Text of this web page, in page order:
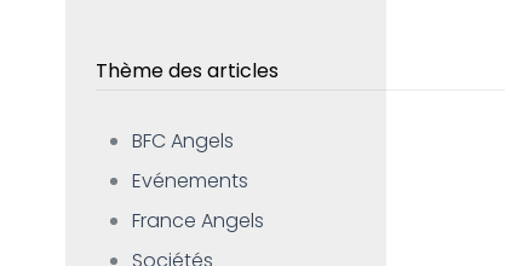
Thème des articles
BFC Angels
Evénements
France Angels